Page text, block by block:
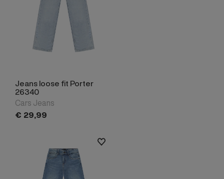
Jeans loose fit Porter
26340
Cars Jeans
€ 29,99